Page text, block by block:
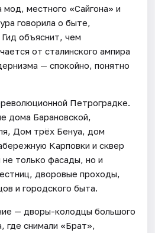
мод, местного «Сайгона» и
говорила о быте,
объяснит, чем
от сталинского ампира
— спокойно, понятно
Петроградке.
дома Барановской,
Дом трёх Бенуа, дом
Карповки и сквер
только фасады, но и
дворовые проходы,
и городского быта.
— дворы-колодцы большого
где снимали «Брат»,